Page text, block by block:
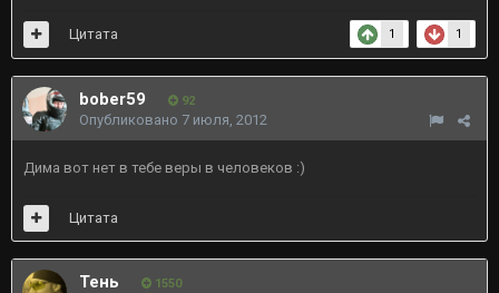
1 1
Цитата
bober59 92
Опубликовано 7 июля, 2012
Дима вот нет в тебе веры в человеков :)
Цитата
Тень 1550